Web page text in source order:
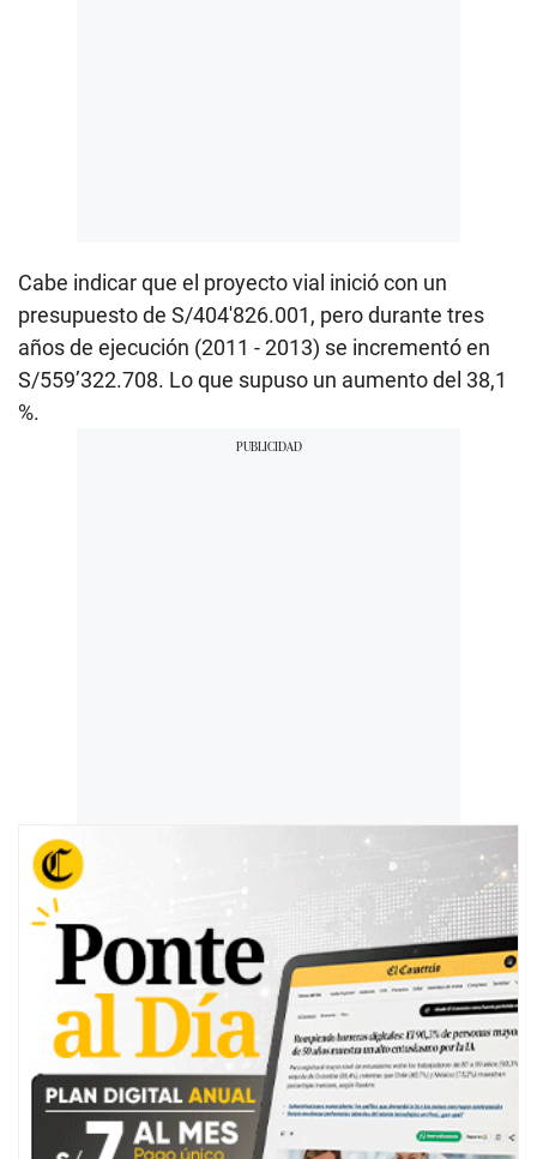
Cabe indicar que el proyecto vial inició con un
presupuesto de S/404'826.001, pero durante tres
años de ejecución (2011 - 2013) se incrementó en
S/559’322.708. Lo que supuso un aumento del 38,1
%.